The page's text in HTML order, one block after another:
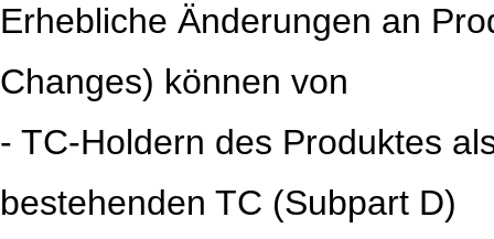
Erhebliche Änderungen an
Changes) können von
- TC-Holdern des Produktes
bestehenden TC (Subpart D)